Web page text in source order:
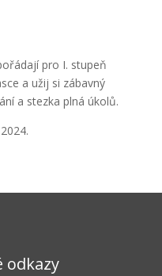
pro I. stupeň
a užij si zábavný
a stezka plná úkolů.
odkazy